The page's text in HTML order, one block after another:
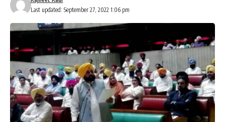
Last updated: September 27, 2022 1:06 pm